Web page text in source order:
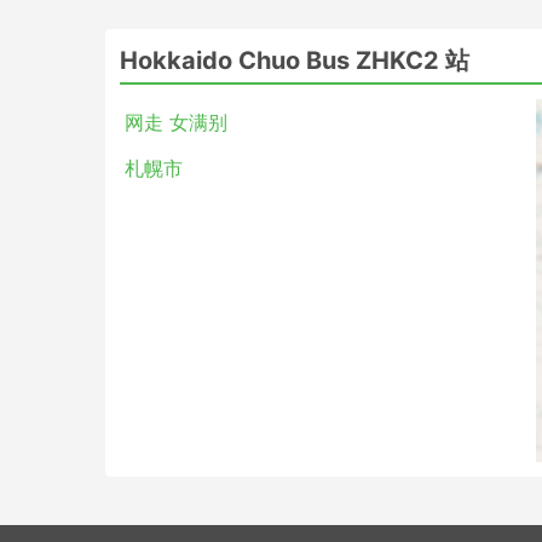
Hokkaido Chuo Bus ZHKC2 站
网走 女满别
札幌市